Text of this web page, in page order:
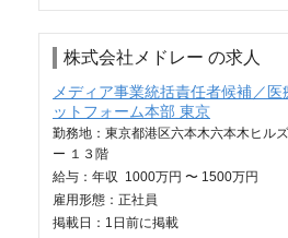
株式会社メドレー の求人
メディア事業統括責任者候補／医
ットフォーム本部 東京
勤務地：東京都港区六本木六本木ヒル
ー １３階
給与： 年収 1000万円 〜 1500万円
雇用形態：正社員
掲載日： 1日 前に掲載